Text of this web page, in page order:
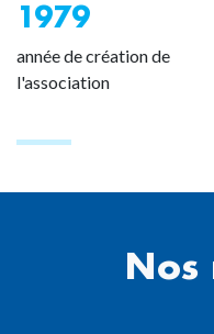
1979
année de création de
l'association
Nos